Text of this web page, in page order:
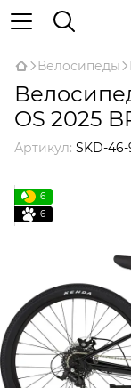
Велосипеды
OS 2025
Артикул: SKD-46-
6
6